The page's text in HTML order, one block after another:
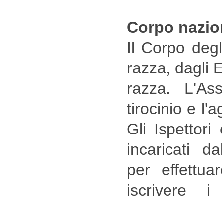
Corpo
Il Corpo
razza, dagli
razza.
tirocinio e
Gli Ispettori
incaricati
per
iscrivere i